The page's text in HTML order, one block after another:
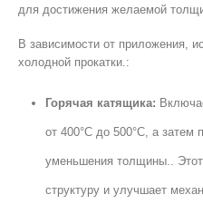
для достижения желаемой
В зависимости от приложения,
холодной прокатки.:
Горячая катящика:
от 400°C до 500°C, а затем
уменьшения толщины..
структуру и улучшает